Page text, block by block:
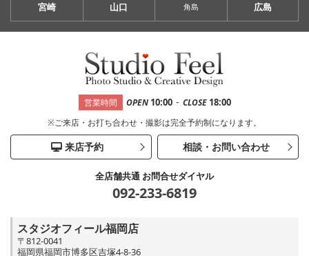
宮崎 山口 角島 広島
営業時間 OPEN 10:00 - CLOSE 18:00
※ご来店・お打ち合わせ・撮影は完全予約制になります。
来店予約 相談・お問い合わせ
全店舗共通 お問合せダイヤル
092-233-6819
スタジオフィール福岡店
〒812-0041
福岡県福岡市博多区吉塚4-8-36